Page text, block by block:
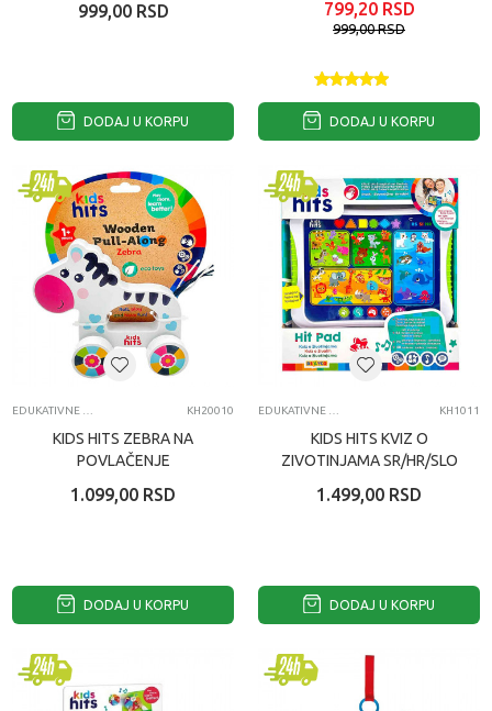
999,00 RSD
DODAJ U KORPU
799,20 RSD
999,00RSD
DODAJ U KORPU
KH20010
KIDS HITS ZEBRA NA
POVLAČENJE
1.099,00 RSD
DODAJ U KORPU
KH1011
KIDS HITS KVIZ O
ZIVOTINJAMA SR/HR/SLO
1.499,00 RSD
DODAJ U KORPU